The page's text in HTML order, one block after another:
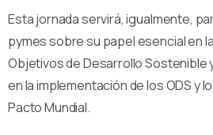
Esta jornada servirá, igualmente,
pymes sobre su papel esencial en
Objetivos de Desarrollo Sostenible
en la implementación de los ODS y
Pacto Mundial.